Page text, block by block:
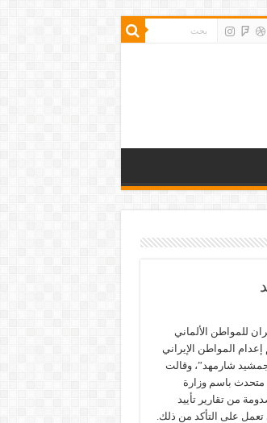
للمواطن الألماني
إعدام المواطن الإيراني
شارمهد”، وقالت
متحدث باسم وزارة
من تقارير تأييد
على التأكد من ذلك.